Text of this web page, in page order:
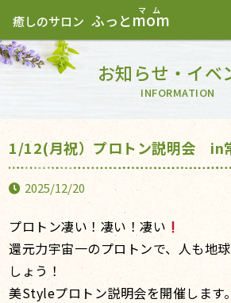
癒しのサロン ふっとmom
お知らせ・イベ
INFORMATION
1/12(月祝）プロトン説明会 in
2025/12/20
プロトン凄い！凄い！凄い
還元力宇宙一のプロトンで、人も地
しょう！
美Styleプロトン説明会を開催します。